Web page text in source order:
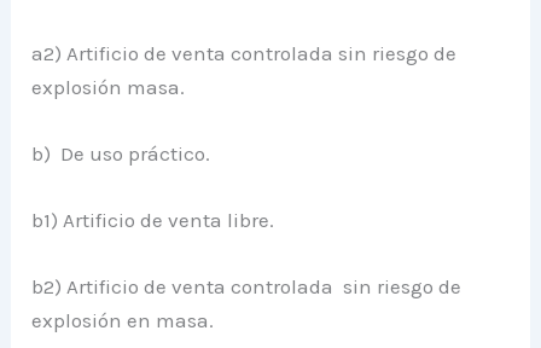
a2) Artificio de venta controlada sin riesgo de
explosión masa.
b) De uso práctico.
b1) Artificio de venta libre.
b2) Artificio de venta controlada sin riesgo de
explosión en masa.